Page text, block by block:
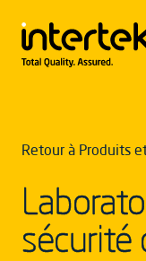
Retour à Produits
sécurité